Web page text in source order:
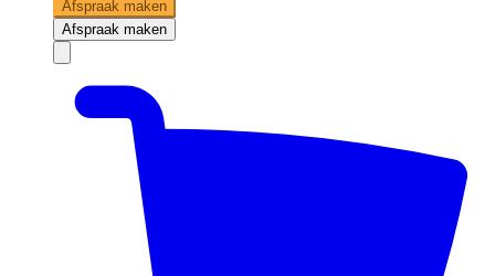
Afspraak maken
Afspraak maken